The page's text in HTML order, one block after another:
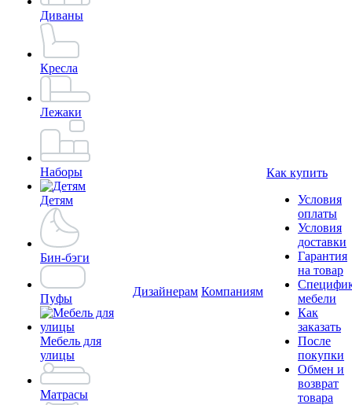
Диваны
Кресла
Лежаки
Наборы
Детям
Бин-бэги
Пуфы
Мебель для
улицы
Матрасы
Дизайнерам Компаниям
Как купить
Условия
оплаты
Условия
доставки
Гарантия
на товар
мебели
Как
заказать
После
покупки
Обмен и
возврат
товара